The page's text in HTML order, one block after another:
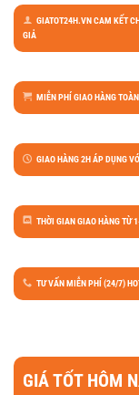
GIATOT24H.VN CAM KẾT
GIẢ
MIỄN PHÍ GIAO HÀNG
GIAO HÀNG 2H ÁP DỤNG
THỜI GIAN GIAO HÀNG TỪ
TƯ VẤN MIỄN PHÍ (24/7)
GIÁ TỐT HÔM